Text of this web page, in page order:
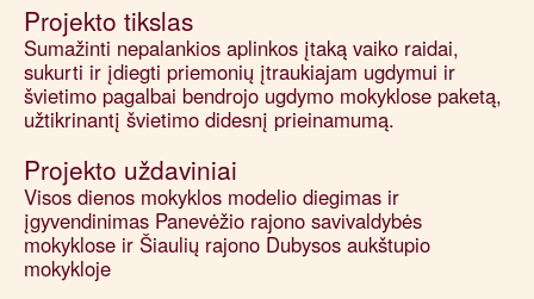
Projekto tikslas
Sumažinti nepalankios aplinkos įtaką vaiko raidai,
sukurti ir įdiegti priemonių įtraukiajam ugdymui ir
švietimo pagalbai bendrojo ugdymo mokyklose paketą,
užtikrinantį švietimo didesnį prieinamumą.
Projekto uždaviniai
Visos dienos mokyklos modelio diegimas ir
įgyvendinimas Panevėžio rajono savivaldybės
mokyklose ir Šiaulių rajono Dubysos aukštupio
mokykloje